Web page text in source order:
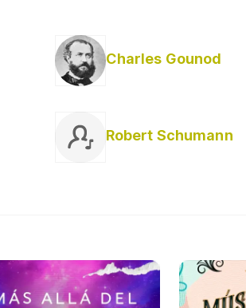
Charles Gounod
Robert Schumann